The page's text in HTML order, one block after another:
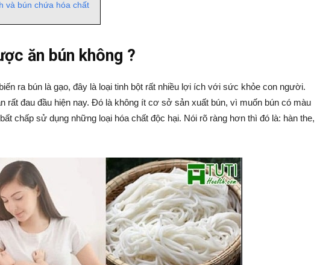
và bún chứa hóa chất
ăn bún không ?
ra bún là gạo, đây là loại tinh bột rất nhiều lợi ích với sức khỏe con người.
rất đau đầu hiện nay. Đó là không ít cơ sở sản xuất bún, vì muốn bún có màu
chấp sử dụng những loại hóa chất độc hại. Nói rõ ràng hơn thì đó là: hàn the,